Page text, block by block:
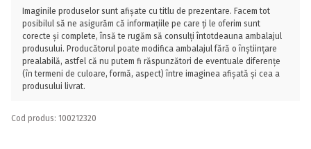
Imaginile produselor sunt afișate cu titlu de prezentare. Facem tot
posibilul să ne asigurăm că informațiile pe care ți le oferim sunt
corecte și complete, însă te rugăm să consulți întotdeauna ambalajul
produsului. Producătorul poate modifica ambalajul fără o înștiințare
prealabilă, astfel că nu putem fi răspunzători de eventuale diferențe
(în termeni de culoare, formă, aspect) între imaginea afișată și cea a
produsului livrat.
Cod produs: 100212320